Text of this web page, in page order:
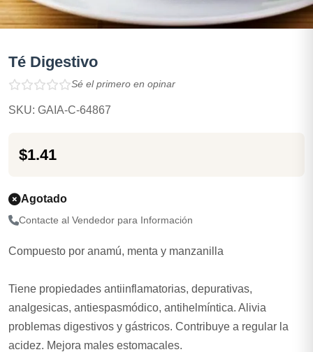
Té Digestivo
Sé el primero en opinar
SKU: GAIA-C-64867
$1.41
Agotado
Contacte al Vendedor para Información
Compuesto por anamú, menta y manzanilla
Tiene propiedades antiinflamatorias, depurativas,
analgesicas, antiespasmódico, antihelmíntica. Alivia
problemas digestivos y gástricos. Contribuye a regular la
acidez. Mejora males estomacales.